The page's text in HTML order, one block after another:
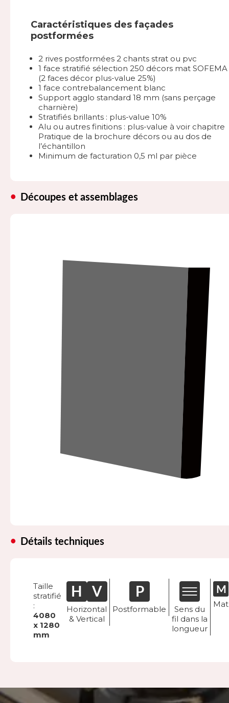
Caractéristiques des façades
postformées
2 rives postformées 2 chants strat ou pvc
1 face stratifié sélection 250 décors mat SOFEMA
(2 faces décor plus-value 25%)
1 face contrebalancement blanc
Support agglo standard 18 mm (sans perçage
charnière)
Stratifiés brillants : plus-value 10%
Alu ou autres finitions : plus-value à voir chapitre
Pratique de la brochure décors ou au dos de
l’échantillon
Minimum de facturation 0,5 ml par pièce
Découpes et assemblages
Détails techniques
Taille
stratifié
:
4080
x 1280
mm
Horizontal
& Vertical
Postformable
Sens du
fil dans la
longueur
Mat